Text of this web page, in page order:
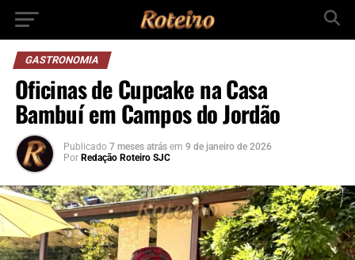
GASTRONOMIA
Oficinas de Cupcake na Casa
Bambuí em Campos do Jordão
Publicado 7 meses atrás em 9 de janeiro de 2026
Por Redação Roteiro SJC